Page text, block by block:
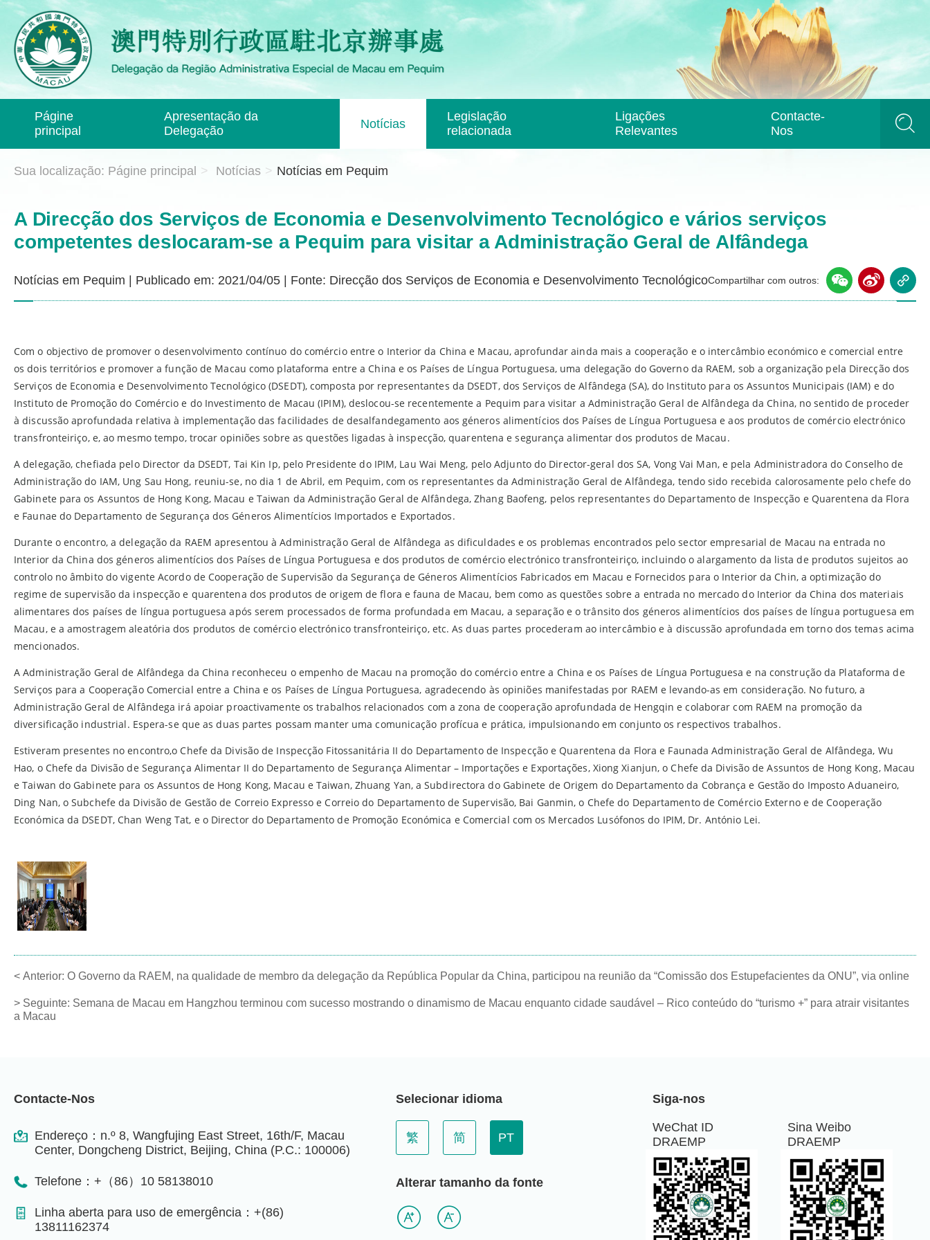
Págine
principal
Apresentação da
Delegação
Notícias
Legislação
relacionada
Ligações
Relevantes
Contacte-
Nos
Sua localização: Págine principal > Notícias > Notícias em Pequim
A Direcção dos Serviços de Economia e Desenvolvimento Tecnológico e vários serviços
competentes deslocaram-se a Pequim para visitar a Administração Geral de Alfândega
Notícias em Pequim | Publicado em: 2021/04/05 | Fonte: Direcção dos Serviços de Economia e Desenvolvimento TecnológicoCompartilhar com outros:
Com o objectivo de promover o desenvolvimento contínuo do comércio entre o Interior da China e Macau, aprofundar ainda mais a cooperação e o intercâmbio económico e comercial entre
os dois territórios e promover a função de Macau como plataforma entre a China e os Países de Língua Portuguesa, uma delegação do Governo da RAEM, sob a organização pela Direcção dos
Serviços de Economia e Desenvolvimento Tecnológico (DSEDT), composta por representantes da DSEDT, dos Serviços de Alfândega (SA), do Instituto para os Assuntos Municipais (IAM) e do
Instituto de Promoção do Comércio e do Investimento de Macau (IPIM), deslocou-se recentemente a Pequim para visitar a Administração Geral de Alfândega da China, no sentido de proceder
à discussão aprofundada relativa à implementação das facilidades de desalfandegamento aos géneros alimentícios dos Países de Língua Portuguesa e aos produtos de comércio electrónico
transfronteiriço, e, ao mesmo tempo, trocar opiniões sobre as questões ligadas à inspecção, quarentena e segurança alimentar dos produtos de Macau.
A delegação, chefiada pelo Director da DSEDT, Tai Kin Ip, pelo Presidente do IPIM, Lau Wai Meng, pelo Adjunto do Director-geral dos SA, Vong Vai Man, e pela Administradora do Conselho de
Administração do IAM, Ung Sau Hong, reuniu-se, no dia 1 de Abril, em Pequim, com os representantes da Administração Geral de Alfândega, tendo sido recebida calorosamente pelo chefe do
Gabinete para os Assuntos de Hong Kong, Macau e Taiwan da Administração Geral de Alfândega, Zhang Baofeng, pelos representantes do Departamento de Inspecção e Quarentena da Flora
e Faunae do Departamento de Segurança dos Géneros Alimentícios Importados e Exportados.
Durante o encontro, a delegação da RAEM apresentou à Administração Geral de Alfândega as dificuldades e os problemas encontrados pelo sector empresarial de Macau na entrada no
Interior da China dos géneros alimentícios dos Países de Língua Portuguesa e dos produtos de comércio electrónico transfronteiriço, incluindo o alargamento da lista de produtos sujeitos ao
controlo no âmbito do vigente Acordo de Cooperação de Supervisão da Segurança de Géneros Alimentícios Fabricados em Macau e Fornecidos para o Interior da Chin, a optimização do
regime de supervisão da inspecção e quarentena dos produtos de origem de flora e fauna de Macau, bem como as questões sobre a entrada no mercado do Interior da China dos materiais
alimentares dos países de língua portuguesa após serem processados de forma profundada em Macau, a separação e o trânsito dos géneros alimentícios dos países de língua portuguesa em
Macau, e a amostragem aleatória dos produtos de comércio electrónico transfronteiriço, etc. As duas partes procederam ao intercâmbio e à discussão aprofundada em torno dos temas acima
mencionados.
A Administração Geral de Alfândega da China reconheceu o empenho de Macau na promoção do comércio entre a China e os Países de Língua Portuguesa e na construção da Plataforma de
Serviços para a Cooperação Comercial entre a China e os Países de Língua Portuguesa, agradecendo às opiniões manifestadas por RAEM e levando-as em consideração. No futuro, a
Administração Geral de Alfândega irá apoiar proactivamente os trabalhos relacionados com a zona de cooperação aprofundada de Hengqin e colaborar com RAEM na promoção da
diversificação industrial. Espera-se que as duas partes possam manter uma comunicação profícua e prática, impulsionando em conjunto os respectivos trabalhos.
Estiveram presentes no encontro,o Chefe da Divisão de Inspecção Fitossanitária II do Departamento de Inspecção e Quarentena da Flora e Faunada Administração Geral de Alfândega, Wu
Hao, o Chefe da Divisão de Segurança Alimentar II do Departamento de Segurança Alimentar – Importações e Exportações, Xiong Xianjun, o Chefe da Divisão de Assuntos de Hong Kong, Macau
e Taiwan do Gabinete para os Assuntos de Hong Kong, Macau e Taiwan, Zhuang Yan, a Subdirectora do Gabinete de Origem do Departamento da Cobrança e Gestão do Imposto Aduaneiro,
Ding Nan, o Subchefe da Divisão de Gestão de Correio Expresso e Correio do Departamento de Supervisão, Bai Ganmin, o Chefe do Departamento de Comércio Externo e de Cooperação
Económica da DSEDT, Chan Weng Tat, e o Director do Departamento de Promoção Económica e Comercial com os Mercados Lusófonos do IPIM, Dr. António Lei.
< Anterior: O Governo da RAEM, na qualidade de membro da delegação da República Popular da China, participou na reunião da “Comissão dos Estupefacientes da ONU”, via online
> Seguinte: Semana de Macau em Hangzhou terminou com sucesso mostrando o dinamismo de Macau enquanto cidade saudável – Rico conteúdo do “turismo +” para atrair visitantes
a Macau
Contacte-Nos
Endereço：n.º 8, Wangfujing East Street, 16th/F, Macau
Center, Dongcheng District, Beijing, China (P.C.: 100006)
Telefone：+（86）10 58138010
Linha aberta para uso de emergência：+(86)
13811162374
Selecionar idioma
繁 简 PT
Alterar tamanho da fonte
Siga-nos
WeChat ID
DRAEMP
Sina Weibo
DRAEMP